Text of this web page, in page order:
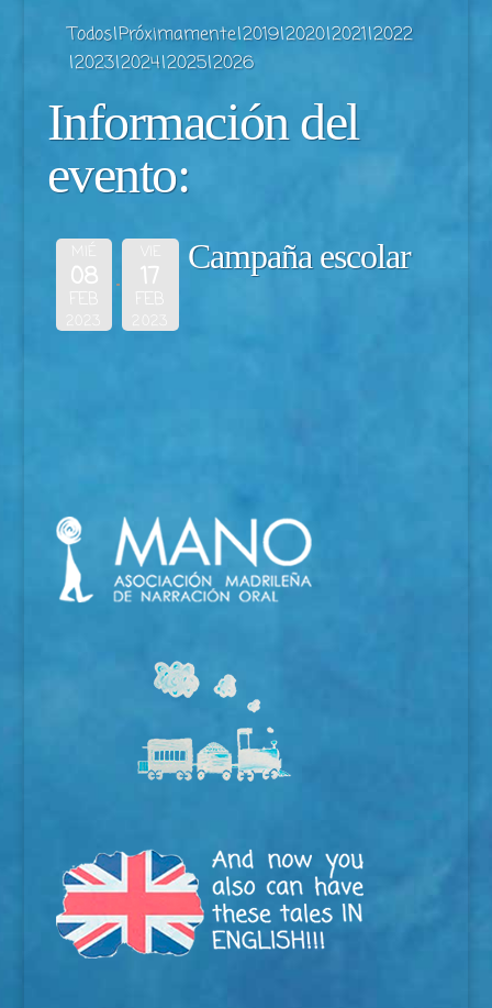
Todos Próximamente 2019 2020 2021 2022
2023 2024 2025 2026
Información del
evento:
MIÉ
08
FEB
17
FEB
Campaña escolar